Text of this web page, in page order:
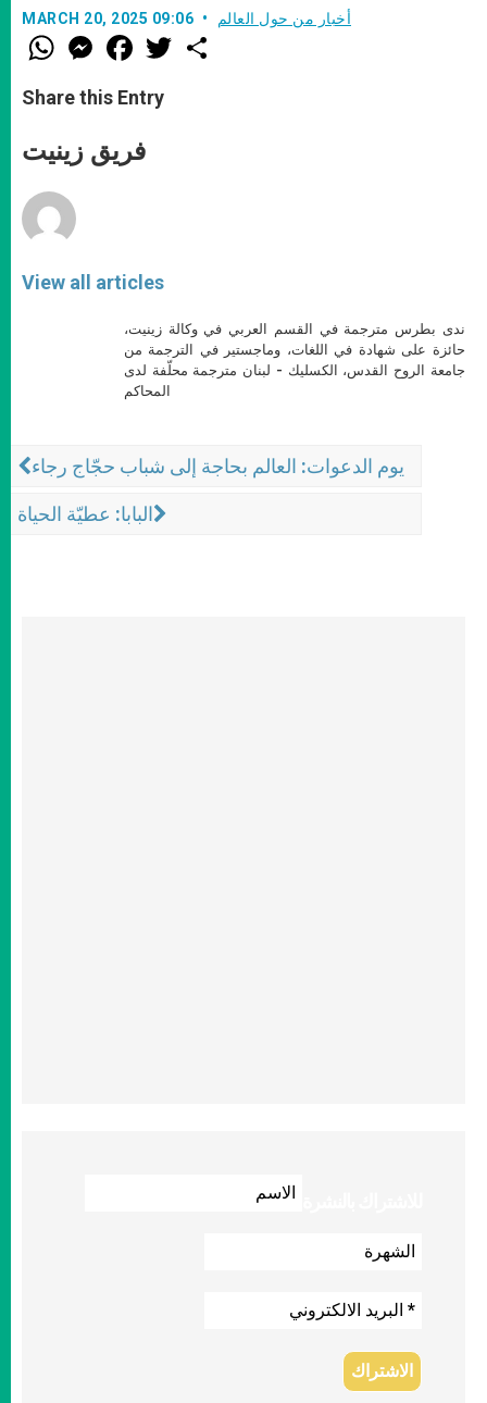
MARCH 20, 2025 09:06 أخبار من حول العالم
W
h
t
s
p
p
M
e
s
e
g
e
F
a
e
b
o
k
w
Share this Entry
فريق زينيت
View all articles
ندى بطرس مترجمة في القسم العربي في وكالة زينيت،
حائزة على شهادة في اللغات، وماجستير في الترجمة من
جامعة الروح القدس، الكسليك - لبنان مترجمة محلّفة لدى
المحاكم
يوم الدعوات: العالم بحاجة إلى شباب حجّاج رجاء
البابا: عطيّة الحياة